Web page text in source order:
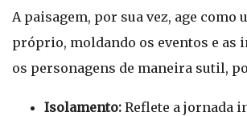
A paisagem, por sua vez, age como
próprio, moldando os eventos e as
os personagens de maneira sutil,
Isolamento: Reflete a jornada